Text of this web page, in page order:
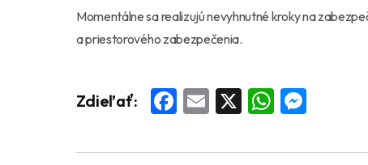
Momentálne sa realizujú nevyhnutné kroky na
a priestorového zabezpečenia.
Zdieľať: Facebook
Email
X